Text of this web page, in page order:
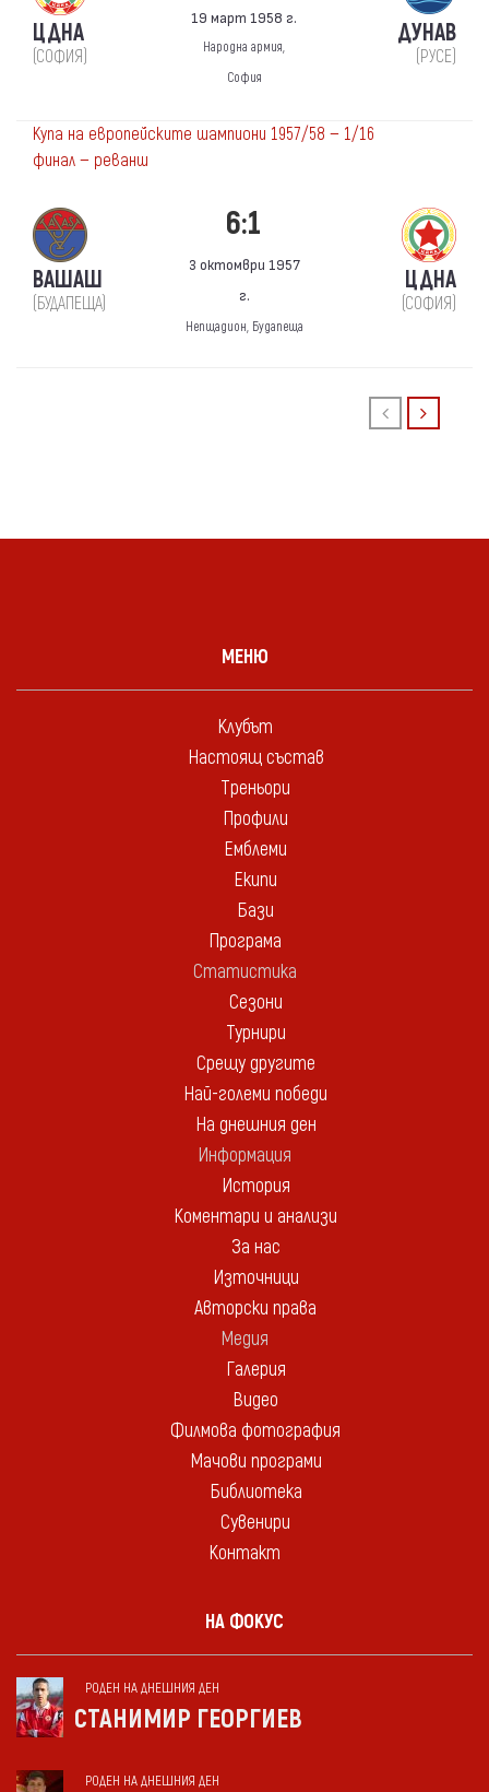
ЦДНА
(СОФИЯ)
19 март 1958 г.
Народна армия,
София
ДУНАВ
(РУСЕ)
Купа на европейските шампиони 1957/58 — 1/16
финал — реванш
ВАШАШ
(БУДАПЕЩА)
6:1
3 октомври 1957
г.
Непщадион, Будапеща
ЦДНА
(СОФИЯ)
МЕНЮ
Клубът
Настоящ състав
Треньори
Профили
Емблеми
Екипи
Бази
Програма
Статистика
Сезони
Турнири
Срещу другите
Най-големи победи
На днешния ден
Информация
История
Коментари и анализи
За нас
Източници
Авторски права
Медия
Галерия
Видео
Филмова фотография
Мачови програми
Библиотека
Сувенири
Контакт
НА ФОКУС
РОДЕН НА ДНЕШНИЯ ДЕН
СТАНИМИР ГЕОРГИЕВ
РОДЕН НА ДНЕШНИЯ ДЕН